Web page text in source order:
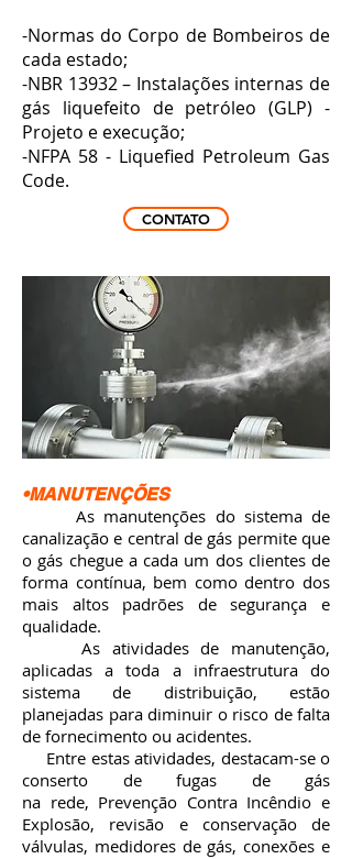
-Normas do Corpo de Bombeiros de
cada estado;
-NBR 13932 – Instalações internas de
gás liquefeito de petróleo (GLP) -
Projeto e execução;
-NFPA 58 - Liquefied Petroleum Gas
Code.
CONTATO
•MANUTENÇÕES
As manutenções do sistema de
canalização e central de gás permite que
o gás chegue a cada um dos clientes de
forma contínua, bem como dentro dos
mais altos padrões de segurança e
qualidade.
As atividades de manutenção,
aplicadas a toda a infraestrutura do
sistema de distribuição, estão
planejadas para diminuir o risco de falta
de fornecimento ou acidentes.
Entre estas atividades, destacam-se o
conserto de fugas de gás
na rede, Prevenção Contra Incêndio e
Explosão, revisão e conservação de
válvulas, medidores de gás, conexões e